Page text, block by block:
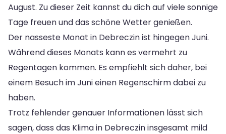
August. Zu dieser Zeit kannst du dich auf viele sonnige
Tage freuen und das schöne Wetter genießen.
Der nasseste Monat in Debreczin ist hingegen Juni.
Während dieses Monats kann es vermehrt zu
Regentagen kommen. Es empfiehlt sich daher, bei
einem Besuch im Juni einen Regenschirm dabei zu
haben.
Trotz fehlender genauer Informationen lässt sich
sagen, dass das Klima in Debreczin insgesamt mild